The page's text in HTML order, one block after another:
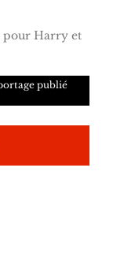
pour Harry et
publié